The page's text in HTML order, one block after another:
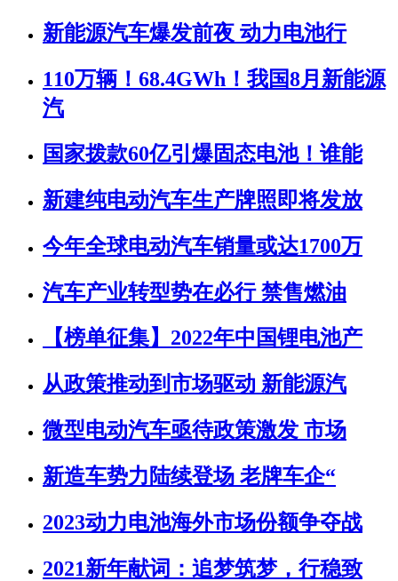
新能源汽车爆发前夜 动力电池行
110万辆！68.4GWh！我国8月新能源
汽
国家拨款60亿引爆固态电池！谁能
新建纯电动汽车生产牌照即将发放
今年全球电动汽车销量或达1700万
汽车产业转型势在必行 禁售燃油
【榜单征集】2022年中国锂电池产
从政策推动到市场驱动 新能源汽
微型电动汽车亟待政策激发 市场
新造车势力陆续登场 老牌车企“
2023动力电池海外市场份额争夺战
2021新年献词：追梦筑梦，行稳致